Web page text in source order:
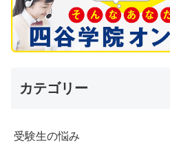
カテゴリー
受験生の悩み